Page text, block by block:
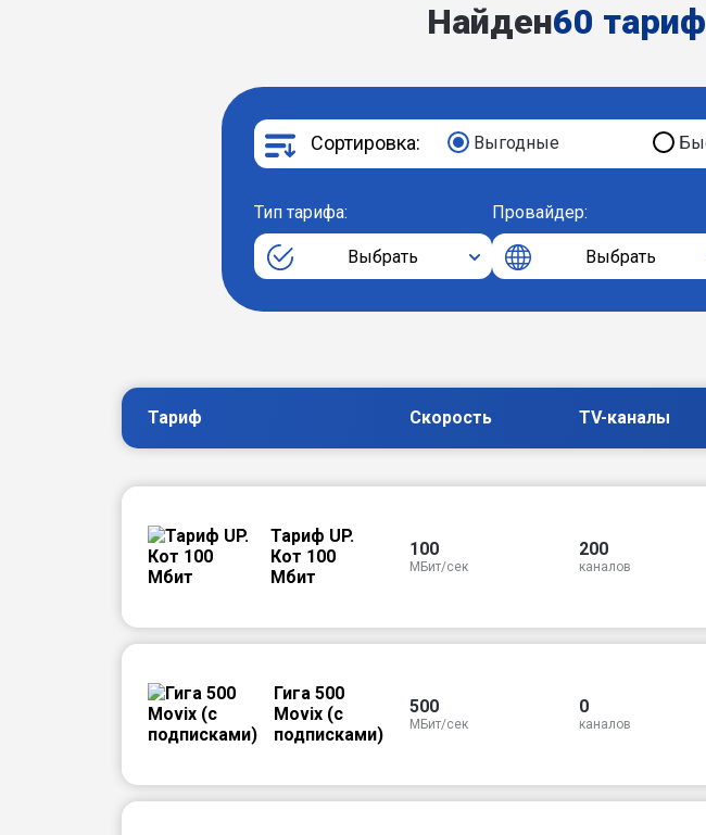
Найден60
Сортировка: Выгодные
Тип тарифа:
Выбрать
Провайдер:
Выбрать
Тариф Скорость TV-каналы
Тариф UP.
Кот 100
Мбит
100
МБит/сек
200
каналов
Гига 500
Movix (с
подписками)
500
МБит/сек
0
каналов